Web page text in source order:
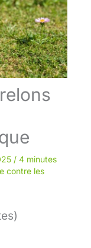
/ 4 minutes
contre les